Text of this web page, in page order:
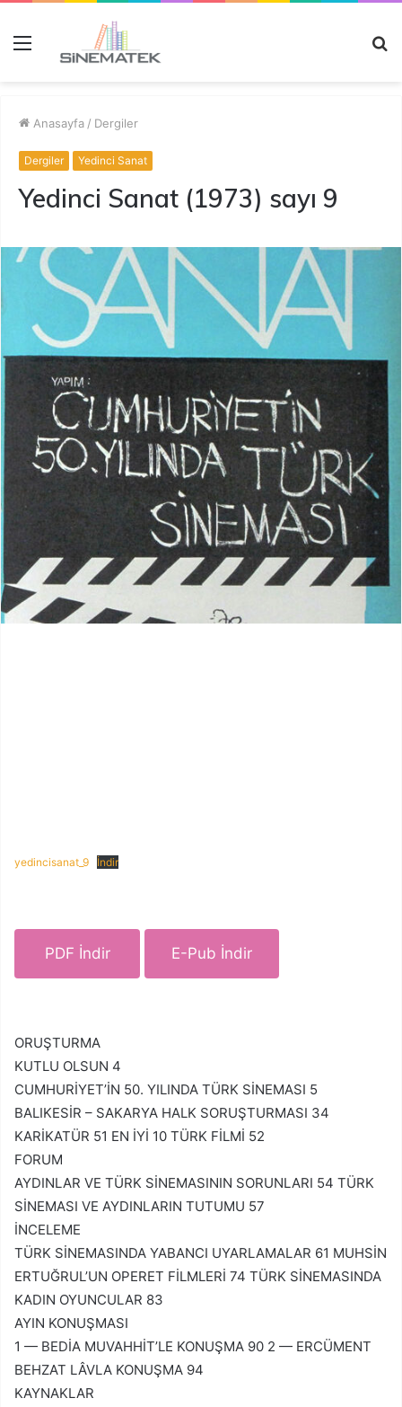
Menü
Anasayfa / Dergiler
Dergiler Yedinci Sanat
Yedinci Sanat (1973) sayı 9
yedincisanat_9 İndir
PDF İndir E-Pub İndir
ORUŞTURMA
KUTLU OLSUN 4
CUMHURİYET’İN 50. YILINDA TÜRK SİNEMASI 5
BALIKESİR – SAKARYA HALK SORUŞTURMASI 34
KARİKATÜR 51 EN İYİ 10 TÜRK FİLMİ 52
FORUM
AYDINLAR VE TÜRK SİNEMASININ SORUNLARI 54 TÜRK
SİNEMASI VE AYDINLARIN TUTUMU 57
İNCELEME
TÜRK SİNEMASINDA YABANCI UYARLAMALAR 61 MUHSİN
ERTUĞRUL’UN OPERET FİLMLERİ 74 TÜRK SİNEMASINDA
KADIN OYUNCULAR 83
AYIN KONUŞMASI
1 — BEDİA MUVAHHİT’LE KONUŞMA 90 2 — ERCÜMENT
BEHZAT LÂVLA KONUŞMA 94
KAYNAKLAR